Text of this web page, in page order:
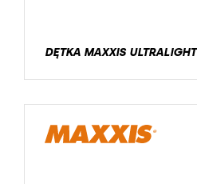
DĘTKA MAXXIS ULTRALIGHT